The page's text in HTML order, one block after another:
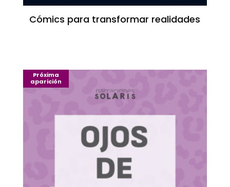
Cómics para transformar realidades
Próxima
aparición